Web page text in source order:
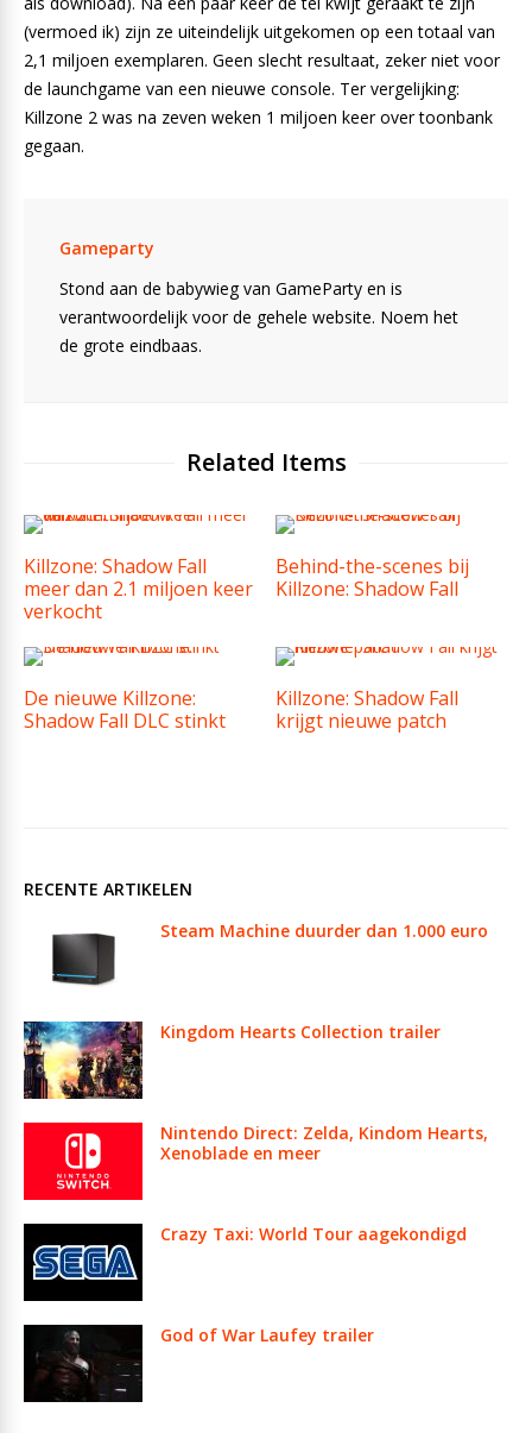
(vermoed ik) zijn ze uiteindelijk uitgekomen op een totaal van
2,1 miljoen exemplaren. Geen slecht resultaat, zeker niet voor
de launchgame van een nieuwe console. Ter vergelijking:
Killzone 2 was na zeven weken 1 miljoen keer over toonbank
gegaan.
Gameparty
Stond aan de babywieg van GameParty en is
verantwoordelijk voor de gehele website. Noem het
de grote eindbaas.
Related Items
Killzone: Shadow Fall
meer dan 2.1 miljoen keer
verkocht
Behind-the-scenes bij
Killzone: Shadow Fall
De nieuwe Killzone:
Shadow Fall DLC stinkt
Killzone: Shadow Fall
krijgt nieuwe patch
RECENTE ARTIKELEN
Steam Machine duurder dan 1.000 euro
Kingdom Hearts Collection trailer
Nintendo Direct: Zelda, Kindom Hearts,
Xenoblade en meer
Crazy Taxi: World Tour aagekondigd
God of War Laufey trailer